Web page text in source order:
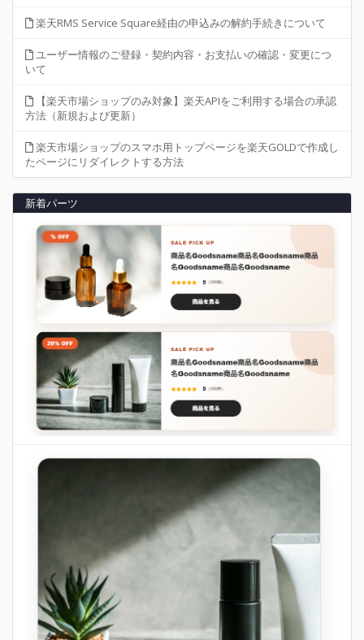
楽天RMS Service Square経由の申込みの解約手続きについて
ユーザー情報のご登録・契約内容・お支払いの確認・変更につ
いて
【楽天市場ショップのみ対象】楽天APIをご利用する場合の承認
方法（新規および更新）
楽天市場ショップのスマホ用トップページを楽天GOLDで作成し
たページにリダイレクトする方法
新着パーツ